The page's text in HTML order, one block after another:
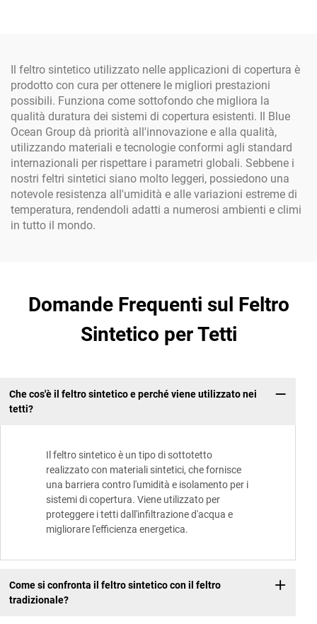
Il feltro sintetico utilizzato nelle applicazioni di copertura è
prodotto con cura per ottenere le migliori prestazioni
possibili. Funziona come sottofondo che migliora la
qualità duratura dei sistemi di copertura esistenti. Il Blue
Ocean Group dà priorità all'innovazione e alla qualità,
utilizzando materiali e tecnologie conformi agli standard
internazionali per rispettare i parametri globali. Sebbene i
nostri feltri sintetici siano molto leggeri, possiedono una
notevole resistenza all'umidità e alle variazioni estreme di
temperatura, rendendoli adatti a numerosi ambienti e climi
in tutto il mondo.
Domande Frequenti sul Feltro
Sintetico per Tetti
Che cos'è il feltro sintetico e perché viene utilizzato nei
tetti?
Il feltro sintetico è un tipo di sottotetto
realizzato con materiali sintetici, che fornisce
una barriera contro l'umidità e isolamento per i
sistemi di copertura. Viene utilizzato per
proteggere i tetti dall'infiltrazione d'acqua e
migliorare l'efficienza energetica.
Come si confronta il feltro sintetico con il feltro
tradizionale?